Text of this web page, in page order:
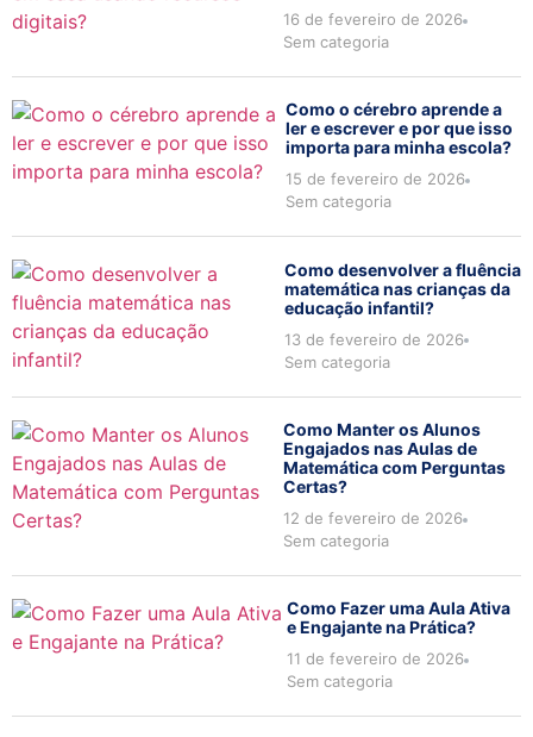
16 de fevereiro de 2026
Sem categoria
Como o cérebro aprende a
ler e escrever e por que isso
importa para minha escola?
15 de fevereiro de 2026
Sem categoria
Como desenvolver a fluência
matemática nas crianças da
educação infantil?
13 de fevereiro de 2026
Sem categoria
Como Manter os Alunos
Engajados nas Aulas de
Matemática com Perguntas
Certas?
12 de fevereiro de 2026
Sem categoria
Como Fazer uma Aula Ativa
e Engajante na Prática?
11 de fevereiro de 2026
Sem categoria